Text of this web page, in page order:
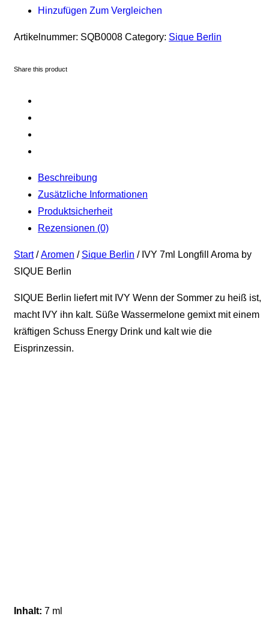
Hinzufügen Zum Vergleichen
Artikelnummer: SQB0008 Category: Sique Berlin
Share this product
Beschreibung
Zusätzliche Informationen
Produktsicherheit
Rezensionen (0)
Start/Aromen / Sique Berlin / IVY 7ml Longfill Aroma by
SIQUE Berlin
SIQUE Berlin liefert mit IVY Wenn der Sommer zu heiß ist,
macht IVY ihn kalt. Süße Wassermelone gemixt mit einem
kräftigen Schuss Energy Drink und kalt wie die
Eisprinzessin.
Inhalt: 7 ml